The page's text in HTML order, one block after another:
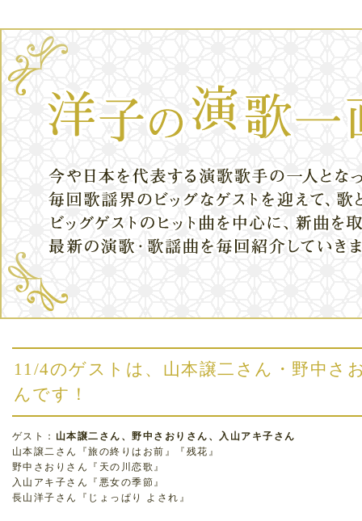
11/4のゲストは、山本譲二さん・野中さ
んです！
ゲスト： 山本譲二さん、野中さおりさん、入山アキ子さん
山本譲二さん『旅の終りはお前』『残花』
野中さおりさん『天の川恋歌』
入山アキ子さん『悪女の季節』
長山洋子さん『じょっぱり よされ』